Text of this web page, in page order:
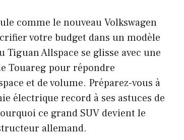
comme le nouveau Volkswagen
votre budget dans un modèle
Allspace se glisse avec une
Touareg pour répondre
et de volume. Préparez-vous à
électrique record à ses astuces de
ce grand SUV devient le
allemand.